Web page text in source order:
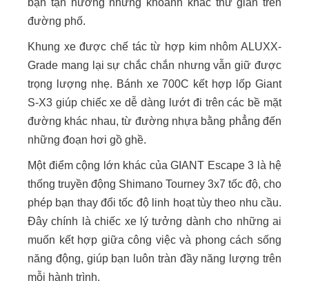
đường phố.
Khung xe được chế tác từ hợp kim nhôm ALUXX-
Grade mang lại sự chắc chắn nhưng vẫn giữ được
trọng lượng nhẹ. Bánh xe 700C kết hợp lốp Giant
S-X3 giúp chiếc xe dễ dàng lướt đi trên các bề mặt
đường khác nhau, từ đường nhựa bằng phẳng đến
những đoạn hơi gồ ghề.
Một điểm cộng lớn khác của GIANT Escape 3 là hệ
thống truyền động Shimano Tourney 3x7 tốc độ, cho
phép bạn thay đổi tốc độ linh hoạt tùy theo nhu cầu.
Đây chính là chiếc xe lý tưởng dành cho những ai
muốn kết hợp giữa công việc và phong cách sống
năng động, giúp bạn luôn tràn đầy năng lượng trên
mỗi hành trình.